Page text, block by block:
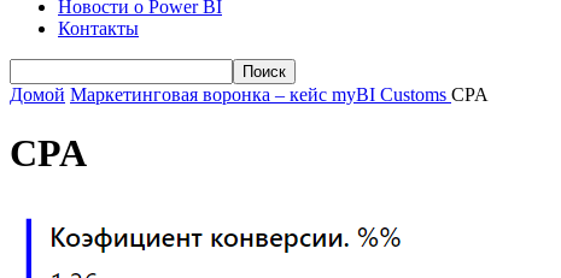
Новости о Power BI
Контакты
Домой Маркетинговая воронка – кейс myBI Customs CPA
CPA